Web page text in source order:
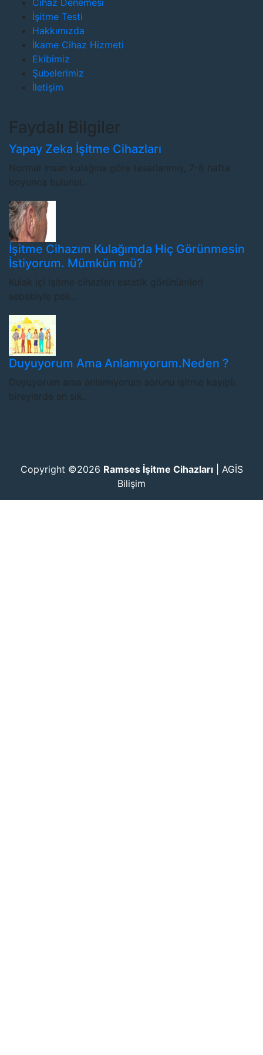
İşitme Testi
Hakkımızda
İkame Cihaz Hizmeti
Ekibimiz
Şubelerimiz
İletişim
Faydalı Bilgiler
Yapay Zeka İşitme Cihazları
Normal insan kulağına göre tasarlanmış, 7-8 hafta
boyunca bulunul..
İşitme Cihazım Kulağımda Hiç Görünmesin
İstiyorum. Mümkün mü?
Kulak içi işitme cihazları estetik görünümleri
sebebiyle pek..
Duyuyorum Ama Anlamıyorum.Neden ?
Duyuyorum ama anlamıyorum sorunu işitme kayıplı
bireylerde en sık..
Copyright ©2026 Ramses İşitme Cihazları| AGİS
Bilişim